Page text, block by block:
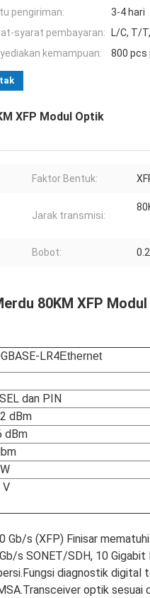
pengiriman:
3-4 hari
syarat pembayaran:
L/C, T/
kemampuan:
800 pcs
XFP Modul Optik
Faktor Bentuk:
Jarak transmisi:
Bobot:
80KM XFP
LR4Ethernet
dan PIN
dBm
dBm
V
s (XFP) Finisar
s SONET/SDH, 10
diagnostik digital
optik sesuai